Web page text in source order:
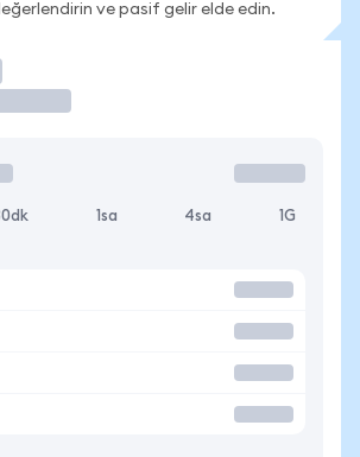
ve pasif gelir elde edin.
1sa 4sa 1G